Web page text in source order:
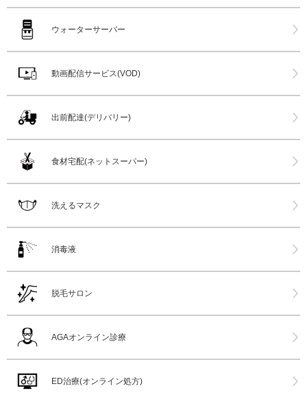
ウォーターサーバー
動画配信サービス(VOD)
出前配達(デリバリー)
食材宅配(ネットスーパー)
洗えるマスク
消毒液
脱毛サロン
AGAオンライン診療
ED治療(オンライン処方)